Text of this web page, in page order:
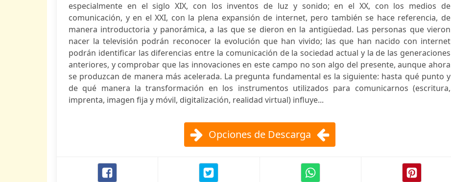
especialmente en el siglo XIX, con los inventos de luz y sonido; en el XX, con los medios de
comunicación, y en el XXI, con la plena expansión de internet, pero también se hace referencia, de
manera introductoria y panorámica, a las que se dieron en la antigüedad. Las personas que vieron
nacer la televisión podrán reconocer la evolución que han vivido; las que han nacido con internet
podrán identificar las diferencias entre la comunicación de la sociedad actual y la de las generaciones
anteriores, y comprobar que las innovaciones en este campo no son algo del presente, aunque ahora
se produzcan de manera más acelerada. La pregunta fundamental es la siguiente: hasta qué punto y
de qué manera la transformación en los instrumentos utilizados para comunicarnos (escritura,
imprenta, imagen fija y móvil, digitalización, realidad virtual) influye...
Opciones de Descarga